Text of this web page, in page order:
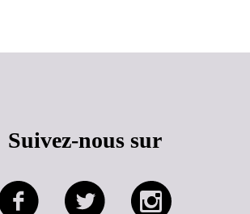
Suivez-nous sur